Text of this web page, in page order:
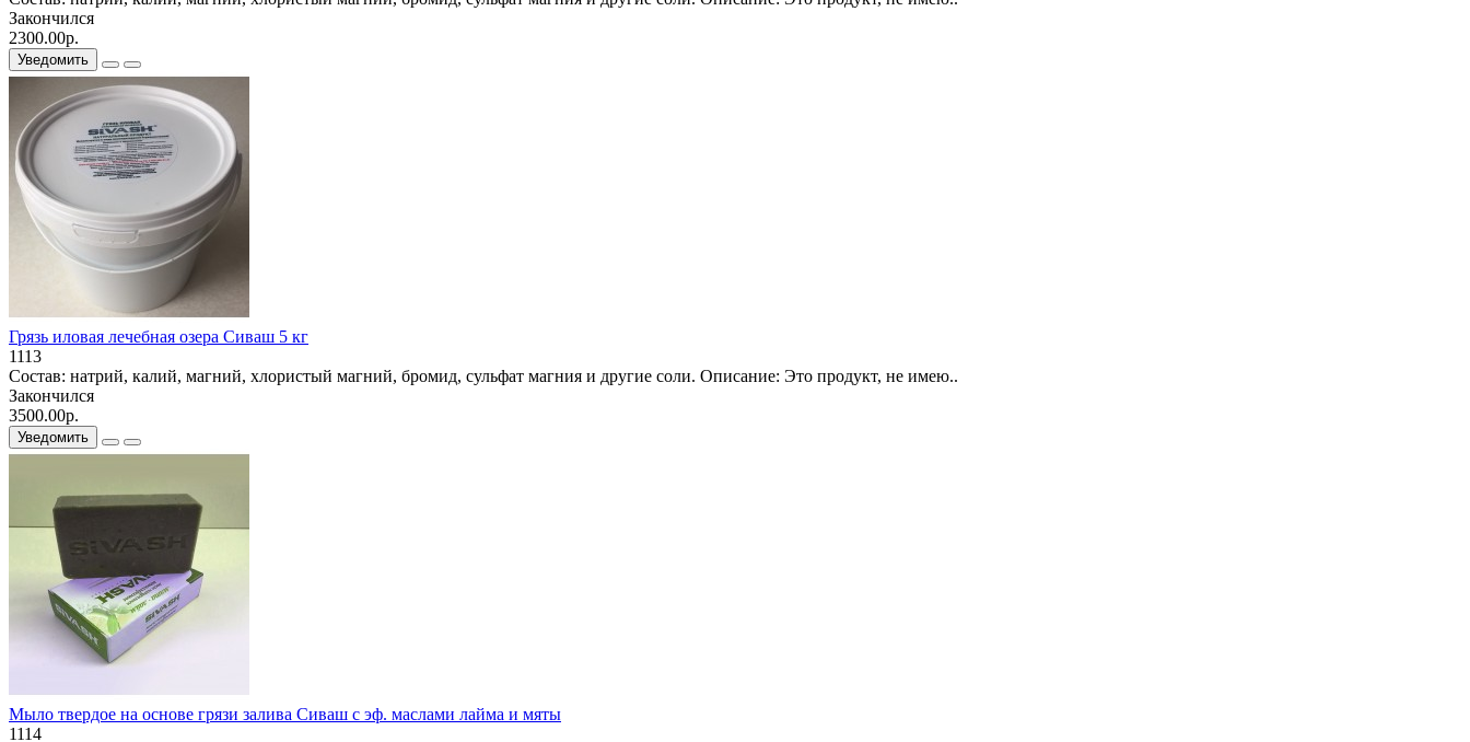
Закончился
2300.00р.
Уведомить
Грязь иловая лечебная озера Сиваш 5 кг
1113
Состав: натрий, калий, магний, хлористый магний, бромид, сульфат магния и другие соли. Описание: Это продукт, не имею..
Закончился
3500.00р.
Уведомить
Мыло твердое на основе грязи залива Сиваш с эф. маслами лайма и мяты
1114